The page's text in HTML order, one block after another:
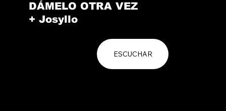
DÁMELO OTRA VEZ
+ Josyllo
ESCUCHAR